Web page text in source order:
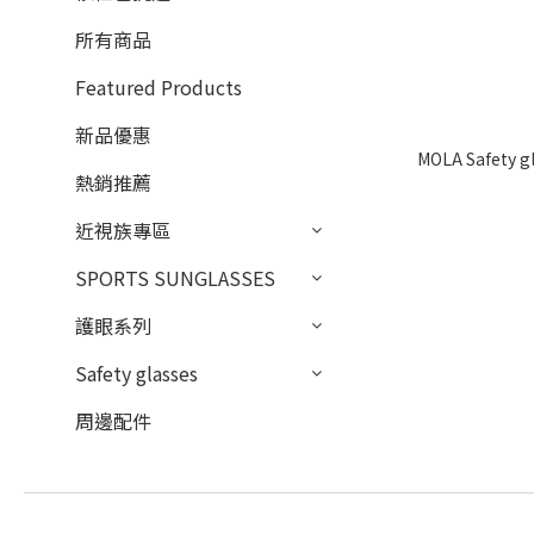
所有商品
Featured Products
新品優惠
熱銷推薦
近視族專區
SPORTS SUNGLASSES
護眼系列
Safety glasses
周邊配件